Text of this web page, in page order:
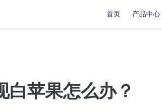
首页 产品中心
苹果怎么办？